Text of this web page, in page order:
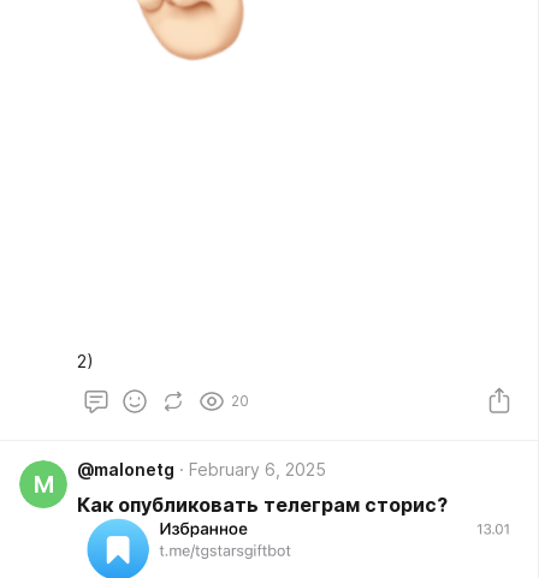
2)
20
M
@malonetg February 6, 2025
Как опубликовать телеграм сторис?